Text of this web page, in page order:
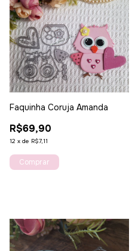
Faquinha Coruja Amanda
R$69,90
12 x de R$7,11